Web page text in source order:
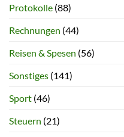
Protokolle (88)
Rechnungen (44)
Reisen & Spesen (56)
Sonstiges (141)
Sport (46)
Steuern (21)